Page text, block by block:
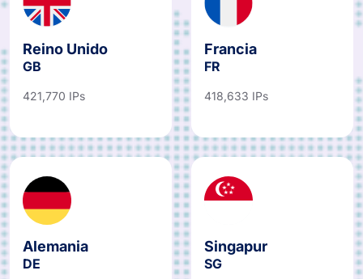
Reino Unido
GB
421,770 IPs
Francia
FR
418,633 IPs
Alemania
DE
Singapur
SG